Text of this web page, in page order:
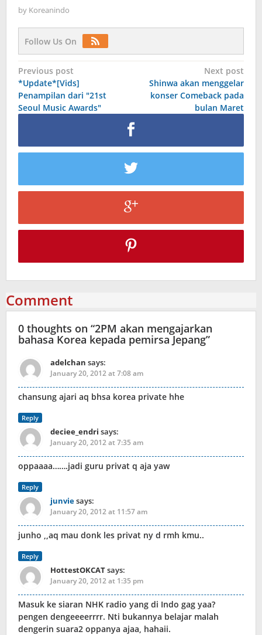
by Koreanindo
Follow Us On
Post
navigation
Previous post
*Update*[Vids]
Penampilan dari "21st
Seoul Music Awards"
Next post
Shinwa akan menggelar
konser Comeback pada
bulan Maret
Comment
0 thoughts on “2PM akan mengajarkan
bahasa Korea kepada pemirsa Jepang”
adelchan says:
January 20, 2012 at 7:08 am
chansung ajari aq bhsa korea private hhe
Reply
deciee_endri says:
January 20, 2012 at 7:35 am
oppaaaa…….jadi guru privat q aja yaw
Reply
junviesays:
January 20, 2012 at 11:57 am
junho ,,aq mau donk les privat ny d rmh kmu..
Reply
HottestOKCATsays:
January 20, 2012 at 1:35 pm
Masuk ke siaran NHK radio yang di Indo gag yaa?
pengen dengeeeerrrr. Nti bukannya belajar malah
dengerin suara2 oppanya ajaa, hahaii.